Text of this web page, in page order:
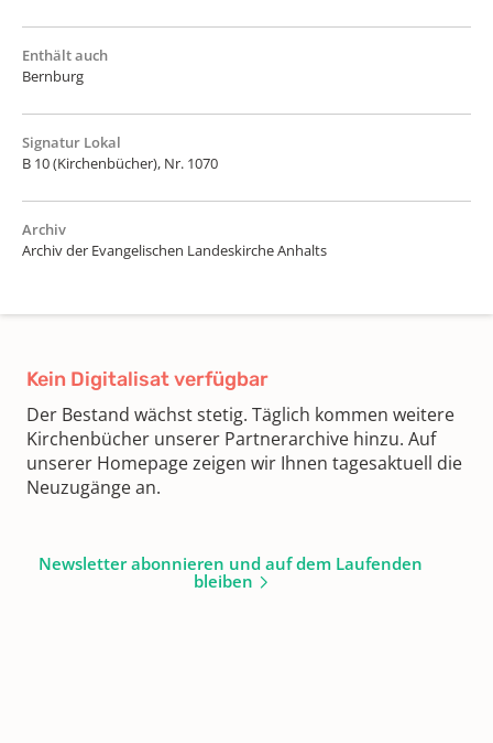
Enthält auch
Bernburg
Signatur Lokal
B 10 (Kirchenbücher), Nr. 1070
Archiv
Archiv der Evangelischen Landeskirche Anhalts
Kein Digitalisat verfügbar
Der Bestand wächst stetig. Täglich kommen weitere
Kirchenbücher unserer Partnerarchive hinzu. Auf
unserer Homepage zeigen wir Ihnen tagesaktuell die
Neuzugänge an.
Newsletter abonnieren und auf dem Laufenden
bleiben